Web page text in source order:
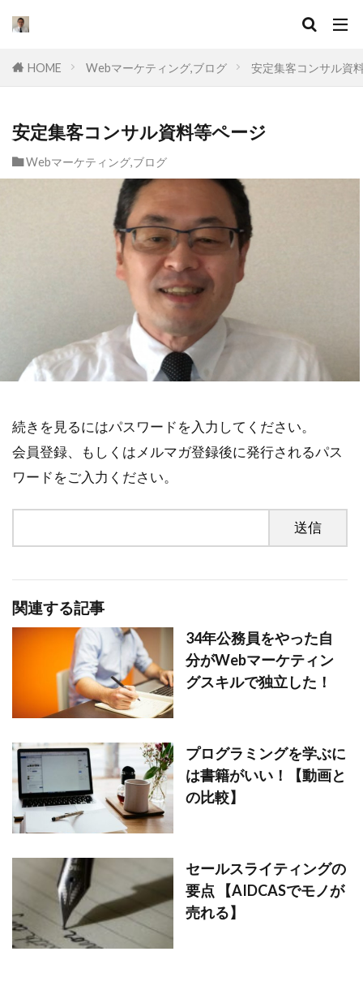
HOME Webマーケティング,ブログ 安定集客コンサル資
安定集客コンサル資料等ページ
Webマーケティング,ブログ
続きを見るにはパスワードを入力してください。
会員登録、もしくはメルマガ登録後に発行されるパス
ワードをご入力ください。
関連する記事
34年公務員をやった自
分がWebマーケティン
グスキルで独立した！
プログラミングを学ぶに
は書籍がいい！【動画と
の比較】
セールスライティングの
要点 【AIDCASでモノが
売れる】
カテゴリー
タグ
セールスライティング なぜ
ドラッカー
実態
マーケティング
挫折
口コミ
起業したい
Facebook広告
プログラミング
オワコン
ポジショニング
YouTube広告
動画 スキル
目標
書籍
公務員
米丸剛
Web制作 辞めたい
起業
失敗
英語
キャリアアップ
コンテンツ作成
目標設定
モチベーション
ビジネスモデル
広告
SEO
コーチング
商品作り
ビジュアリゼーション
起業家
SNSマーケティング
ブログ
仕事辞めたい
方法
ポジティブ
イメージング
必要
転職
コツ 強み
ブロガー
まなびん 学習方法
得意
集客法
ノウハウコレクター
悩み
無料体験